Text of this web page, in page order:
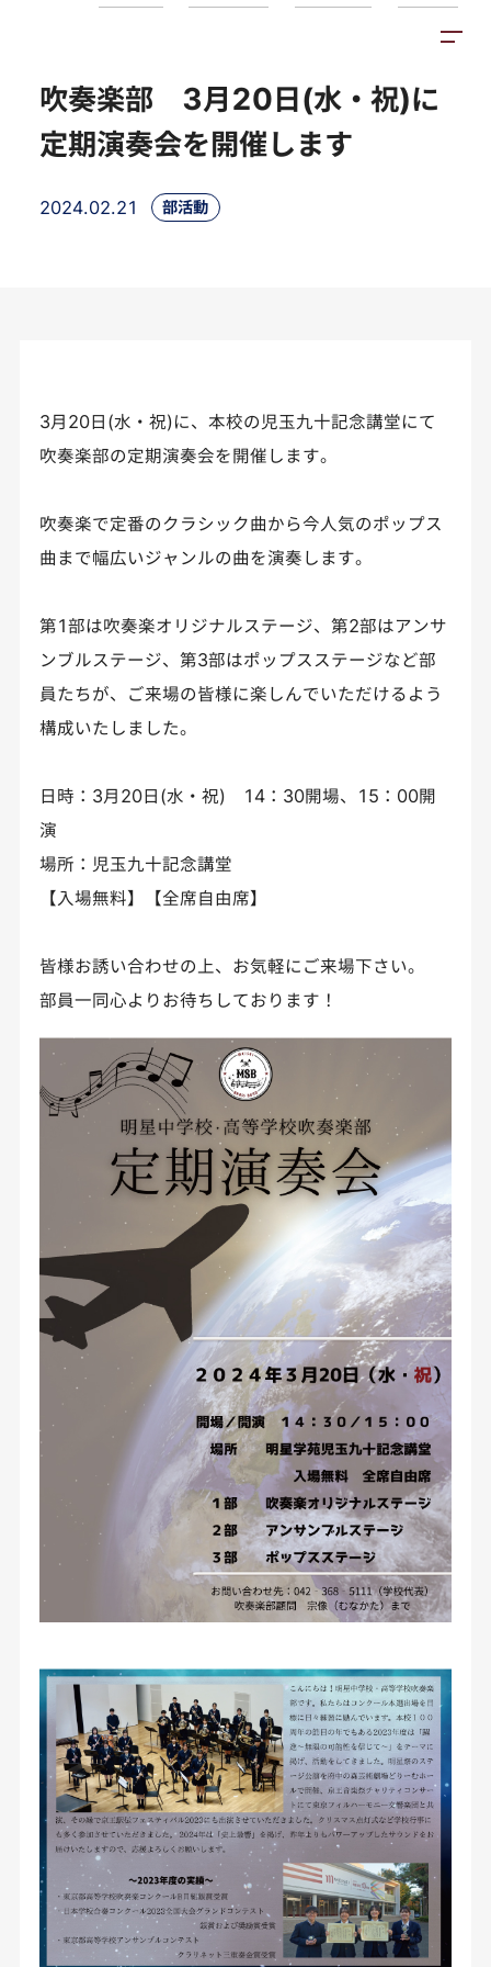
吹奏楽部 3月20日(水・祝)に
定期演奏会を開催します
2024.02.21 部活動
3月20日(水・祝)に、本校の児玉九十記念講堂にて
吹奏楽部の定期演奏会を開催します。
吹奏楽で定番のクラシック曲から今人気のポップス
曲まで幅広いジャンルの曲を演奏します。
第1部は吹奏楽オリジナルステージ、第2部はアンサ
ンブルステージ、第3部はポップスステージなど部
員たちが、ご来場の皆様に楽しんでいただけるよう
構成いたしました。
日時：3月20日(水・祝) 14：30開場、15：00開
演
場所：児玉九十記念講堂
【入場無料】【全席自由席】
皆様お誘い合わせの上、お気軽にご来場下さい。
部員一同心よりお待ちしております！